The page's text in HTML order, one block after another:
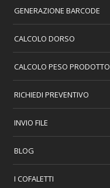
GENERAZIONE BARCODE
CALCOLO DORSO
CALCOLO PESO PRODOTTO
RICHIEDI PREVENTIVO
INVIO FILE
BLOG
I COFALETTI